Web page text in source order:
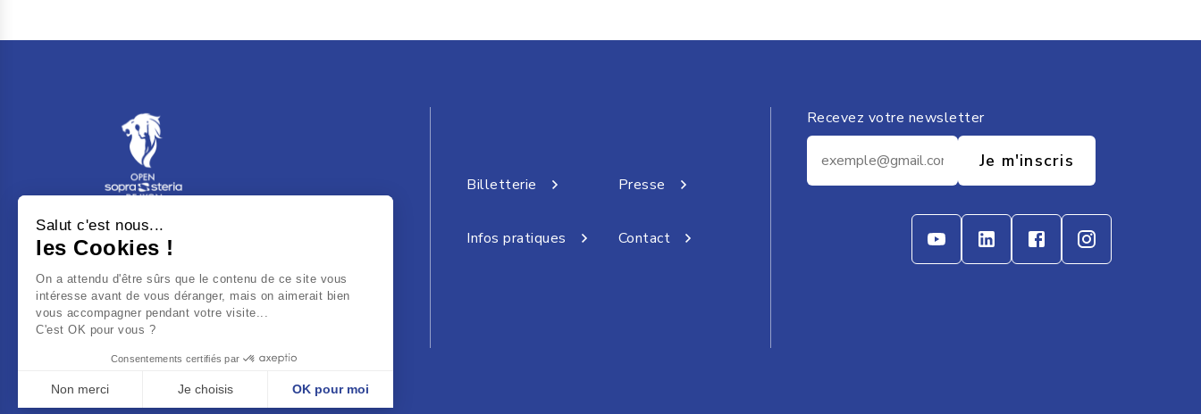
Salut c'est nous...
les Cookies !
On a attendu d'être sûrs que le contenu de ce site vous
intéresse avant de vous déranger, mais on aimerait bien
vous accompagner pendant votre visite...
C'est OK pour vous ?
Consentements certifiés par
Non merci Je choisis OK pour moi
Tennis Club de Lyon - 3 Bd du 11
Novembre 1918
69100 Villeurbanne
contact@opendelyon.fr
Billetterie Presse
Infos pratiques Contact
Recevez votre newsletter
Je m'inscris